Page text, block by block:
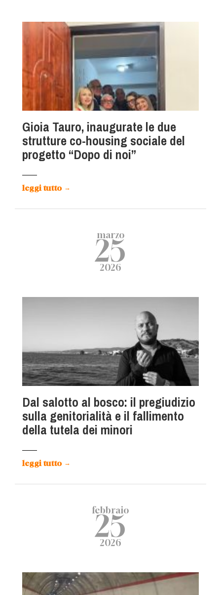
Gioia Tauro, inaugurate le due
strutture co-housing sociale del
progetto “Dopo di noi”
leggi tutto →
marzo
25
2026
Dal salotto al bosco: il pregiudizio
sulla genitorialità e il fallimento
della tutela dei minori
leggi tutto →
febbraio
25
2026